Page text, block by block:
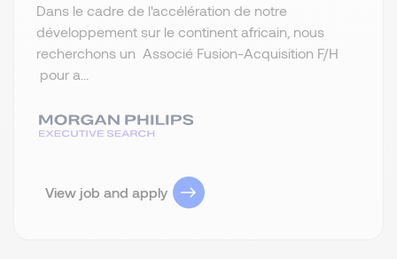
Dans le cadre de l'accélération de notre
développement sur le continent africain, nous
recherchons un Associé Fusion-Acquisition F/H
pour a...
View job and apply